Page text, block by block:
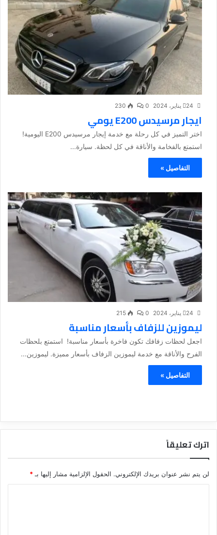
24 يناير، 2024 0
230
ايجار مرسيدس E200 يومي
اختر التميز في كل رحلة مع خدمة إيجار مرسيدس E200 اليومية!
استمتع بالفخامة والأناقة في كل لحظة. سيارة...
التفاصيل »
24 يناير، 2024 0
215
ليموزين للزفاف بأسعار مناسبة
اجعل لحظات زفافك تكون فاخرة بأسعار مناسبة! استمتع بلحظات
الفرح والأناقة مع خدمة ليموزين الزفاف بأسعار مميزة. ليموزين...
التفاصيل »
اترك تعليقاً
لن يتم نشر عنوان بريدك الإلكتروني. الحقول الإلزامية مشار إليها بـ *